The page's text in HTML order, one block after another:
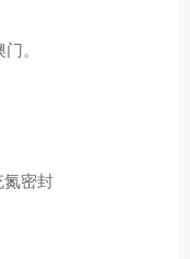
。
密封